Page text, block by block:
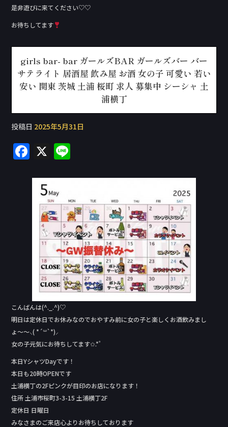
是非遊びに来てください♡♡
お待ちしてます
girls bar- bar ガールズBAR ガールズバー バー
サテライト 居酒屋 飲み屋 お酒 女の子 可愛い 若い
安い 関東 茨城 土浦 桜町 求人 募集中 シーシャ 土
浦横丁
投稿日 2025年5月31日
F
c
e
b
o
k
X
e
こんばんは(^._.^)♡
明日は定休日でお休みなのでおやすみ前に女の子と楽しくお酒飲みまし
ょ〜〜⸜( *´꒳`*)⸝
女の子元気にお待ちしてます✩.*˚
本日YシャツDay‬です！
本日も20時OPENです
土浦横丁の2Fピンクが目印のお店になります！
住所 土浦市桜町3-3-15 土浦横丁2F
定休日 日曜日
みなさまのご来店心よりお待ちしております